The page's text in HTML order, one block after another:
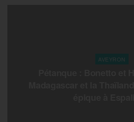
AVEYRON